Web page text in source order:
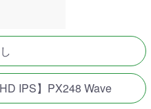
IPS】PX248 Wave